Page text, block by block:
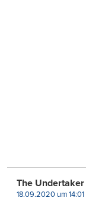
The Undertaker
18.09.2020 um 14:01